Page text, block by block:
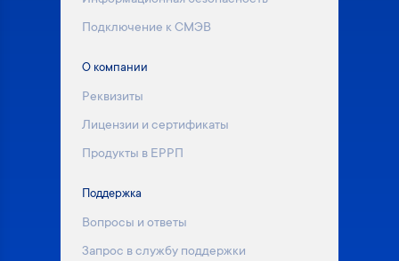
Подключение к СМЭВ
О компании
Реквизиты
Лицензии и сертификаты
Продукты в ЕРРП
Поддержка
Вопросы и ответы
Запрос в службу поддержки